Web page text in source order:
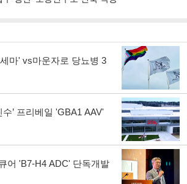
마' vs마운자로 당뇨병 3
수’ 프리베일 'GBA1 AAV'
어 'B7-H4 ADC' 단독개발